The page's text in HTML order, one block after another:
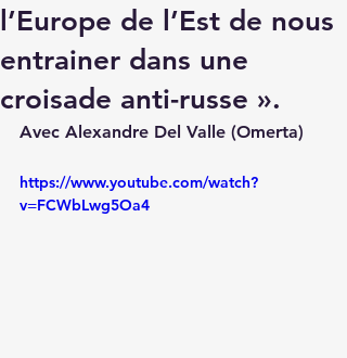
l’Europe de l’Est de nous
entrainer dans une
croisade anti-russe ».
Avec Alexandre Del Valle (Omerta)
https://www.youtube.com/watch?
v=FCWbLwg5Oa4